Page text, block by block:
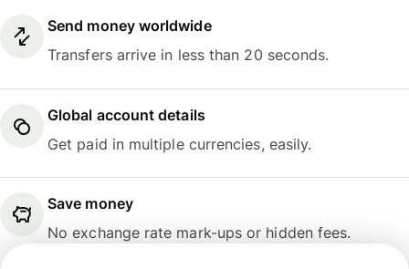
Send money worldwide
Transfers arrive in less than 20 seconds.
Global account details
Get paid in multiple currencies, easily.
Save money
No exchange rate mark-ups or hidden fees.